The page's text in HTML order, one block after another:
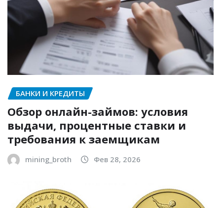
БАНКИ И КРЕДИТЫ
Обзор онлайн-займов: условия
выдачи, процентные ставки и
требования к заемщикам
mining_broth Фев 28, 2026